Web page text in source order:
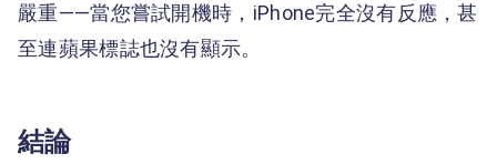
嚴重——當您嘗試開機時，iPhone完全沒有反應，甚
至連蘋果標誌也沒有顯示。
結論